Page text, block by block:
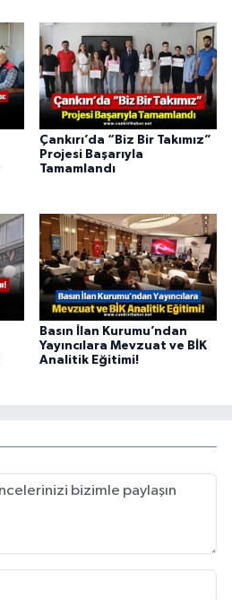
Çankırı’da “Biz Bir Takımız”
Projesi Başarıyla
Tamamlandı
Basın İlan Kurumu’ndan
Yayıncılara Mevzuat ve BİK
Analitik Eğitimi!